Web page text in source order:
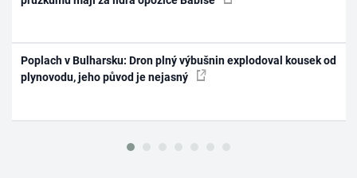
Poplach v Bulharsku: Dron plný výbušnin explodoval kousek od
plynovodu, jeho původ je nejasný